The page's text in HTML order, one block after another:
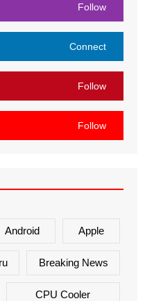
Follow
Connect
Follow
Follow
Android Apple
Breaking News
CPU Cooler